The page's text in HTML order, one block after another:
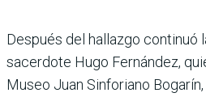
Después del hallazgo conti­nuó
sacer­dote Hugo Fernández,
Museo Juan Sinforiano